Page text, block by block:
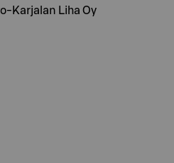
Karjalan Liha Oy